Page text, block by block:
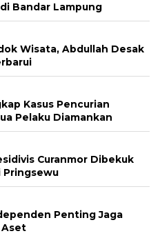
Bandar Lampung
Wisata, Abdullah Desak
Kasus Pencurian
Pelaku Diamankan
Curanmor Dibekuk
Pringsewu
Penting Jaga
Aset